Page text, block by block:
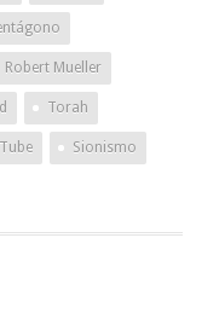
Robert Mueller
Torah
Sionismo